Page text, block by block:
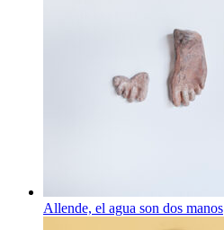
Allende, el agua son dos manos